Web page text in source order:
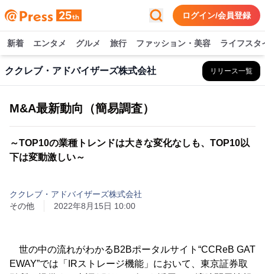
ログイン/会員登録
新着 エンタメ グルメ 旅行 ファッション・美容 ライフスタ
ククレブ・アドバイザーズ株式会社 リリース一覧
M&A最新動向（簡易調査）
～TOP10の業種トレンドは大きな変化なしも、TOP10以
下は変動激しい～
ククレブ・アドバイザーズ株式会社
その他
2022年8月15日 10:00
世の中の流れがわかるB2Bポータルサイト“CCReB GAT
EWAY”では「IRストレージ機能」において、東京証券取